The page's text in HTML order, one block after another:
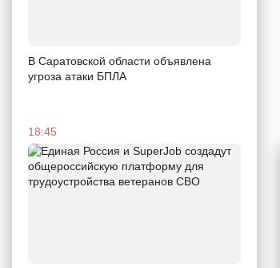
В Саратовской области объявлена
угроза атаки БПЛА
18:45